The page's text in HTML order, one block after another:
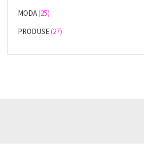
MODA(25)
PRODUSE(27)